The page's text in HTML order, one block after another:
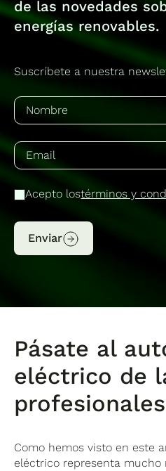
de las novedades
energías renovables.
Suscríbete a nuestra
Acepto lostérminos y
Enviar
Pásate al
eléctrico de
profesionales
Como hemos visto en este
eléctrico representa mucho